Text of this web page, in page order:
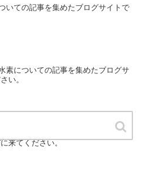
いての記事を集めたブログサイトで
素についての記事を集めたブログサ
い。
とは
は】は、水素についての記事を集め
来てください。